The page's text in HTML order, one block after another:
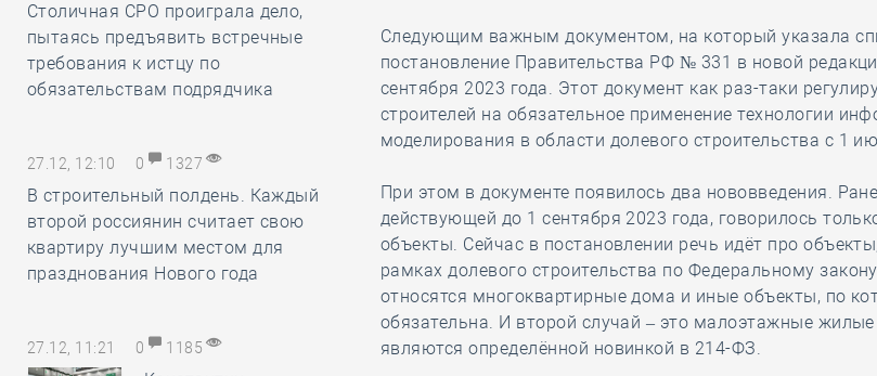
Столичная СРО проиграла дело,
пытаясь предъявить встречные
требования к истцу по
обязательствам подрядчика
27.12, 12:10 0 1327
В строительный полдень. Каждый
второй россиянин считает свою
квартиру лучшим местом для
празднования Нового года
27.12, 11:21 0 1185
Следующим важным документом, на который указала
постановление Правительства РФ № 331 в новой
сентября 2023 года. Этот документ как раз-таки
строителей на обязательное применение технологии
моделирования в области долевого строительства с 1
При этом в документе появилось два нововведения.
действующей до 1 сентября 2023 года, говорилось
объекты. Сейчас в постановлении речь идёт про
рамках долевого строительства по Федеральному
относятся многоквартирные дома и иные объекты, по
обязательна. И второй случай – это малоэтажные
являются определённой новинкой в 214-ФЗ.